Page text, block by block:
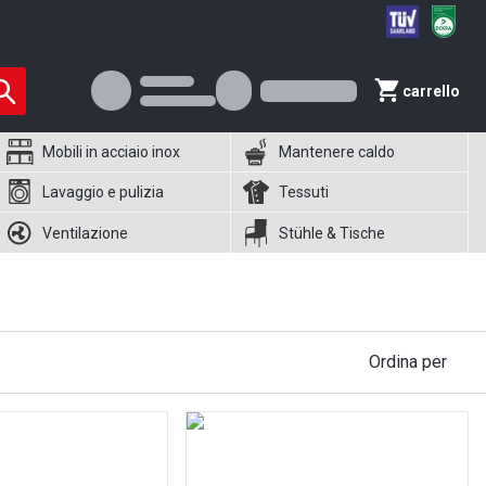
carrello
Mobili in acciaio inox Mantenere caldo
Lavaggio e pulizia Tessuti
Ventilazione Stühle & Tische
Ordina per